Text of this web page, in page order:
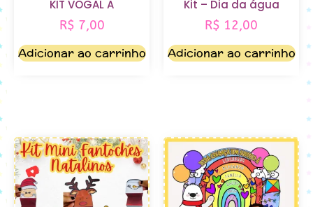
KIT VOGAL A
R$ 7,00
Adicionar ao carrinho
Kit – Dia da água
R$ 12,00
Adicionar ao carrinho